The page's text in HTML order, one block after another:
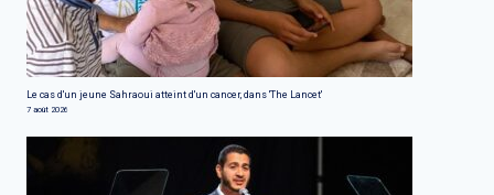
Le cas d'un jeune Sahraoui atteint d'un cancer, dans 'The Lancet'
7 août 2026